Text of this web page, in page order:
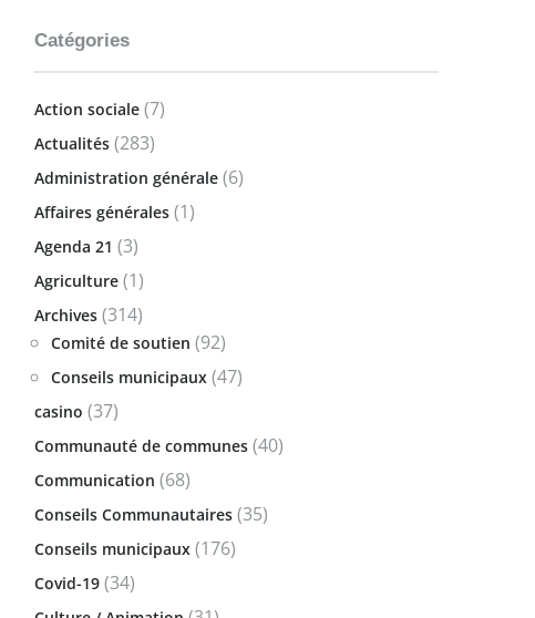
Catégories
Action sociale (7)
Actualités (283)
Administration générale (6)
Affaires générales (1)
Agenda 21 (3)
Agriculture (1)
Archives (314)
Comité de soutien (92)
Conseils municipaux (47)
casino (37)
Communauté de communes (40)
Communication (68)
Conseils Communautaires (35)
Conseils municipaux (176)
Covid-19 (34)